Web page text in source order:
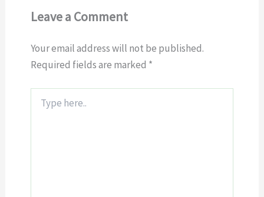
Leave a Comment
Your email address will not be published.
Required fields are marked *
here..